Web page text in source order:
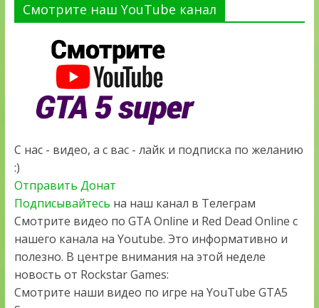
Смотрите наш YouTube канал
С нас - видео, а с вас - лайк и подписка по желанию
:)
Отправить Донат
Подписывайтесь на наш канал в Телеграм
Смотрите видео по GTA Online и Red Dead Online с
нашего канала на Youtube. Это информативно и
полезно. В центре внимания на этой неделе
новость от Rockstar Games:
Смотрите наши видео по игре на YouTube GTA5